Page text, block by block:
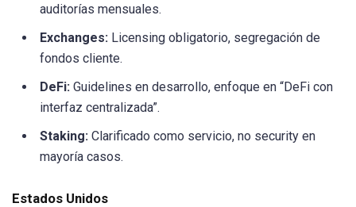
auditorías mensuales.
Exchanges: Licensing obligatorio, segregación de
fondos cliente.
DeFi: Guidelines en desarrollo, enfoque en “DeFi con
interfaz centralizada”.
Staking: Clarificado como servicio, no security en
mayoría casos.
Estados Unidos